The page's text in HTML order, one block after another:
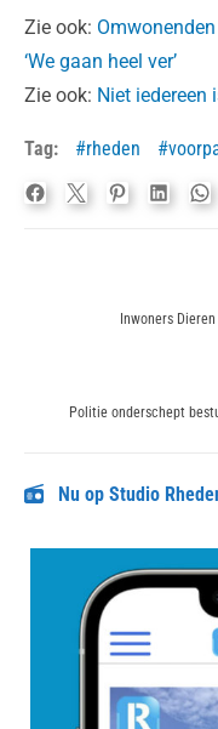
Zie ook:
‘We gaan heel ver’
Zie ook: Niet iedereen
Tag: rheden
navigatiePrevious
Inwoners
Next
Politie onderschept
Nu op Studio